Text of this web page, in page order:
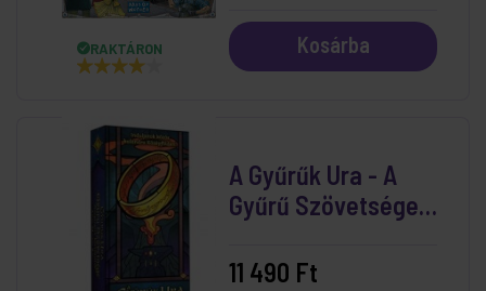
RAKTÁRON Kosárba
A Gyűrűk Ura - A
Gyűrű Szövetsége
11 490 Ft